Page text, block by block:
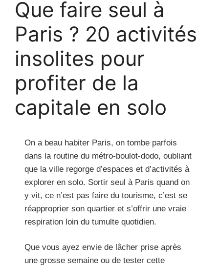
Que faire seul à
Paris ? 20 activités
insolites pour
profiter de la
capitale en solo
On a beau habiter Paris, on tombe parfois
dans la routine du métro-boulot-dodo, oubliant
que la ville regorge d’espaces et d’activités à
explorer en solo. Sortir seul à Paris quand on
y vit, ce n’est pas faire du tourisme, c’est se
réapproprier son quartier et s’offrir une vraie
respiration loin du tumulte quotidien.
Que vous ayez envie de lâcher prise après
une grosse semaine ou de tester cette